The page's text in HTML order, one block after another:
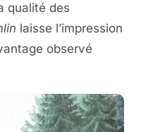
qualité des
laisse l’impression
observé